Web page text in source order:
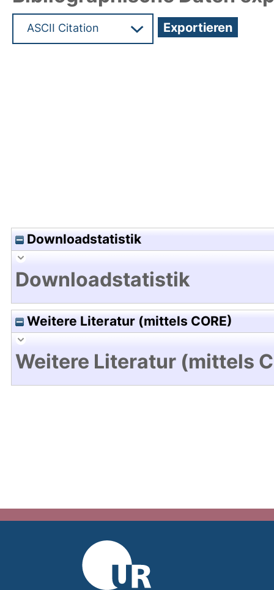
Downloadstatistik
Downloadstatistik
Weitere Literatur (mittels CORE)
Weitere Literatur (mittels